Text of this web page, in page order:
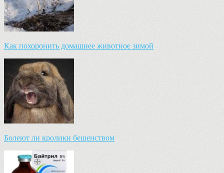
Как похоронить домашнее животное зимой
Болеют ли кролики бешенством